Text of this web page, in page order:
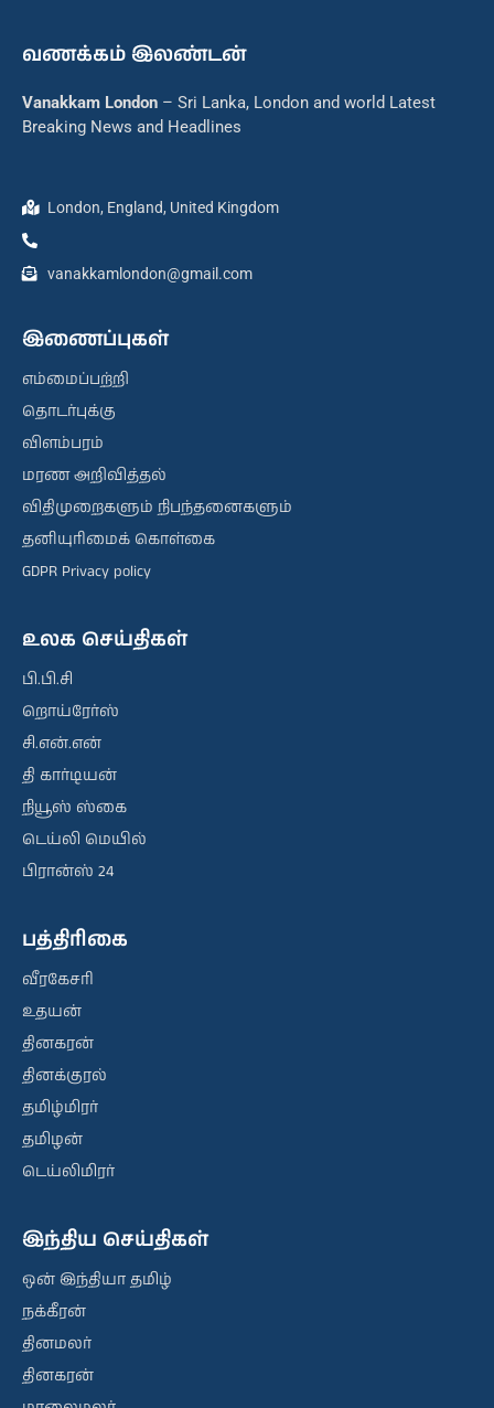
வணக்கம் இலண்டன்
Vanakkam London – Sri Lanka, London and world Latest
Breaking News and Headlines
London, England, United Kingdom
vanakkamlondon@gmail.com
இணைப்புகள்
எம்மைப்பற்றி
தொடர்புக்கு
விளம்பரம்
மரண அறிவித்தல்
விதிமுறைகளும் நிபந்தனைகளும்
தனியுரிமைக் கொள்கை
GDPR Privacy policy
உலக செய்திகள்
பி.பி.சி
றொய்ரேர்ஸ்
சி.என்.என்
தி கார்டியன்
நியூஸ் ஸ்கை
டெய்லி மெயில்
பிரான்ஸ் 24
பத்திரிகை
வீரகேசரி
உதயன்
தினகரன்
தினக்குரல்
தமிழ்மிரர்
தமிழன்
டெய்லிமிரர்
இந்திய செய்திகள்
ஒன் இந்தியா தமிழ்
நக்கீரன்
தினமலர்
தினகரன்